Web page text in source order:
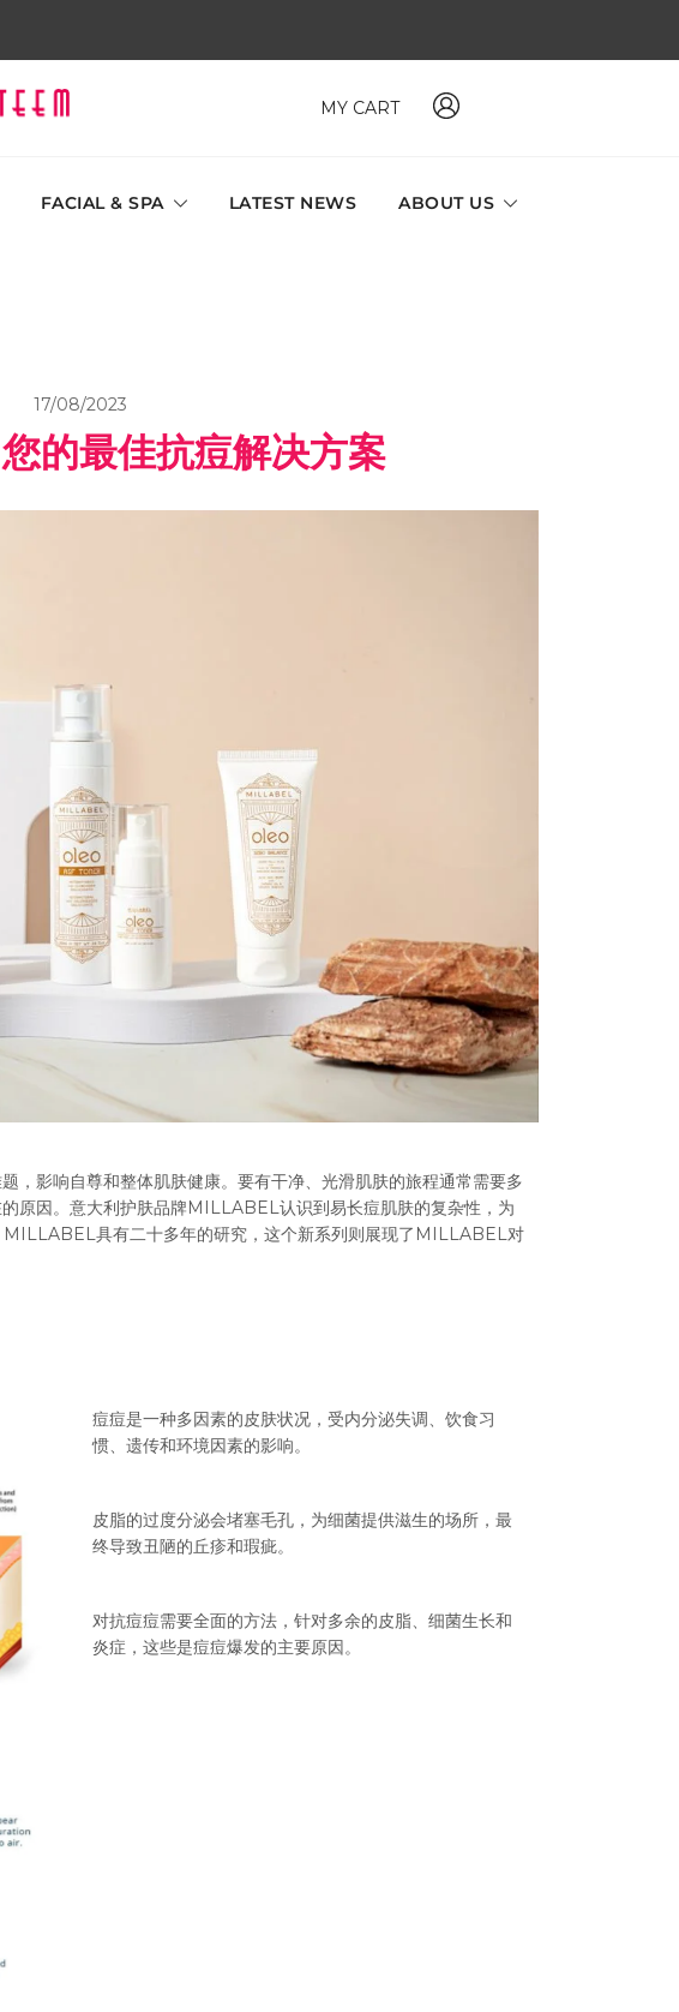
MY CART
FACIAL & SPA LATEST NEWS ABOUT US
17/08/2023
的最佳抗痘解决方案
，影响自尊和整体肌肤健康。要有干净、光滑肌肤的旅程通常需要多
原因。意大利护肤品牌MILLABEL认识到易长痘肌肤的复杂性，为
具有二十多年的研究，这个新系列则展现了MILLABEL对
痘痘是一种多因素的皮肤状况，受内分泌失调、饮食习
惯、遗传和环境因素的影响。
皮脂的过度分泌会堵塞毛孔，为细菌提供滋生的场所，最
终导致丑陋的丘疹和瑕疵。
对抗痘痘需要全面的方法，针对多余的皮脂、细菌生长和
炎症，这些是痘痘爆发的主要原因。